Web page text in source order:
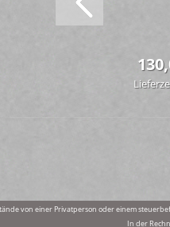
von einer Privatperson oder einem
In der